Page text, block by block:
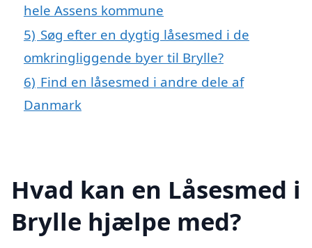
hele Assens kommune
5) Søg efter en dygtig låsesmed i de
omkringliggende byer til Brylle?
6) Find en låsesmed i andre dele af
Danmark
Hvad kan en Låsesmed i
Brylle hjælpe med?